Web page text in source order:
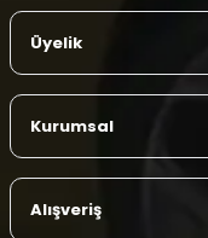
Üyelik
Kurumsal
Alışveriş